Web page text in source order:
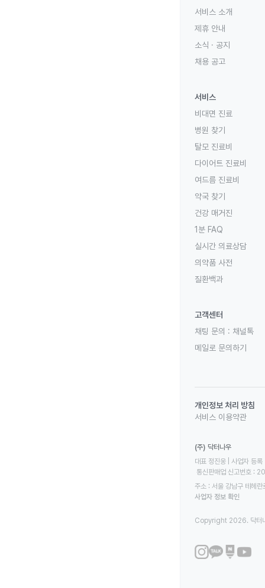
서비스 소개
제휴 안내
소식 · 공지
채용 공고
서비스
비대면 진료
병원 찾기
탈모 진료비
다이어트 진료비
여드름 진료비
약국 찾기
건강 매거진
1분 FAQ
실시간 의료상담
의약품 사전
질환백과
고객센터
채팅 문의 : 채널톡
메일로 문의하기
개인정보 처리 방침
서비스 이용약관
(주) 닥터나우
대표 정진웅 | 사업자
통신판매업 신고번호
주소 : 서울 강남구 테헤
사업자 정보 확인
Copyright 2026. 닥터